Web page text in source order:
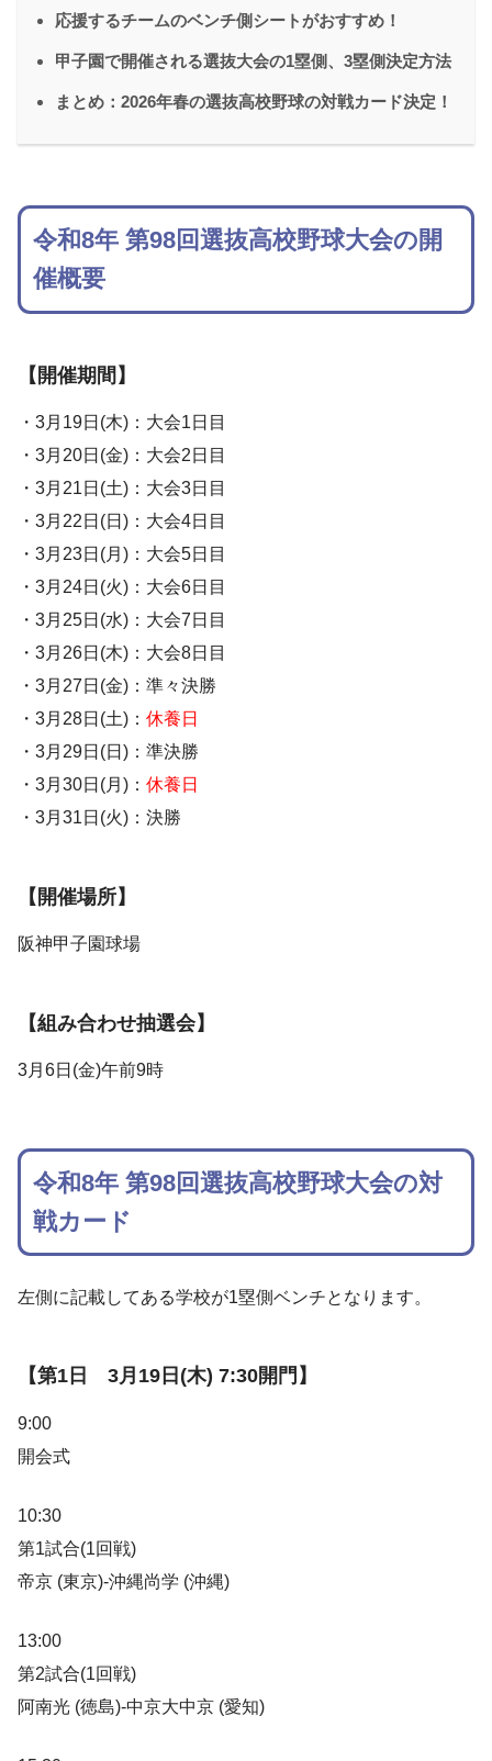
応援するチームのベンチ側シートがおすすめ！
甲子園で開催される選抜大会の1塁側、3塁側決定方法
まとめ：2026年春の選抜高校野球の対戦カード決定！
令和8年 第98回選抜高校野球大会の開
催概要
【開催期間】
・3月19日(木)：大会1日目
・3月20日(金)：大会2日目
・3月21日(土)：大会3日目
・3月22日(日)：大会4日目
・3月23日(月)：大会5日目
・3月24日(火)：大会6日目
・3月25日(水)：大会7日目
・3月26日(木)：大会8日目
・3月27日(金)：準々決勝
・3月28日(土)： 休養日
・3月29日(日)：準決勝
・3月30日(月)： 休養日
・3月31日(火)：決勝
【開催場所】
阪神甲子園球場
【組み合わせ抽選会】
3月6日(金)午前9時
令和8年 第98回選抜高校野球大会の対
戦カード
左側に記載してある学校が1塁側ベンチとなります。
【第1日 3月19日(木) 7:30開門】
9:00
開会式
10:30
第1試合(1回戦)
帝京 (東京)-沖縄尚学 (沖縄)
13:00
第2試合(1回戦)
阿南光 (徳島)-中京大中京 (愛知)